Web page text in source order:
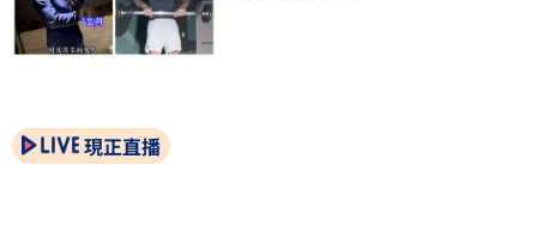
現正直播